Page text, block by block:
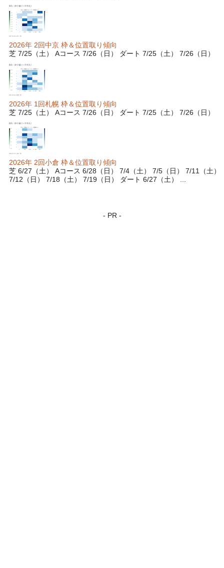
2026年 2回中京 枠＆位置取り傾向
芝 7/25（土） Aコース 7/26（日） ダート 7/25（土） 7/26（日）
2026年 1回札幌 枠＆位置取り傾向
芝 7/25（土） Aコース 7/26（日） ダート 7/25（土） 7/26（日）
2026年 2回小倉 枠＆位置取り傾向
芝 6/27（土） Aコース 6/28（日） 7/4（土） 7/5（日） 7/11（土）
7/12（日） 7/18（土） 7/19（日） ダート 6/27（土） ...
- PR -